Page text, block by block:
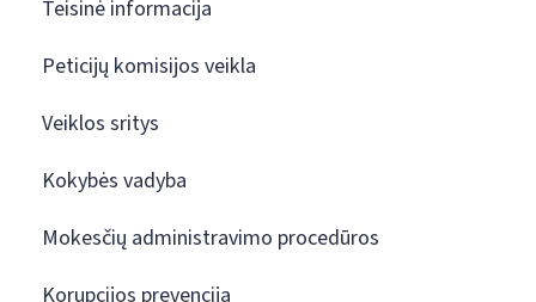
Teisinė informacija
Peticijų komisijos veikla
Veiklos sritys
Kokybės vadyba
Mokesčių administravimo procedūros
Korupcijos prevencija